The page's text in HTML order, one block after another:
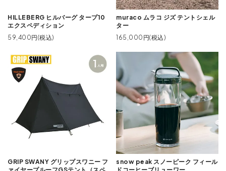
HILLEBERG ヒルバーグ タープ10
エクスペディション
59,400円(税込)
muraco ムラコ ジズ テントシェル
ター
165,000円(税込)
GRIP SWANY グリップスワニー フ
snow peak スノーピーク フィール